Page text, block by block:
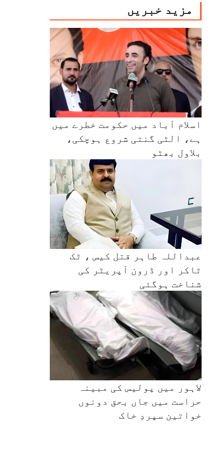
مزید خبریں
اسلام آباد میں حکومت خطرے میں
ہے، الٹی گنتی شروع ہوچکی،
بلاول بھٹو
عبداللہ طاہر قتل کیس ، ٹک
ٹاکر اور ڈرون آپریٹر کی
شناخت ہوگئی
لاہور میں پولیس کی مبینہ
حراست میں جاں بحق دونوں
خواتین سپردِ خاک